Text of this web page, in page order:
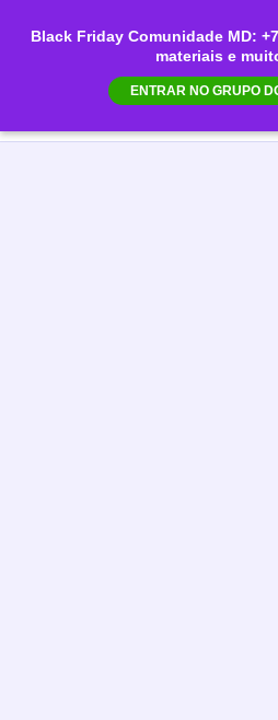
Black Friday Comunidade MD:
materiais e
ENTRAR NO GRUPO
para